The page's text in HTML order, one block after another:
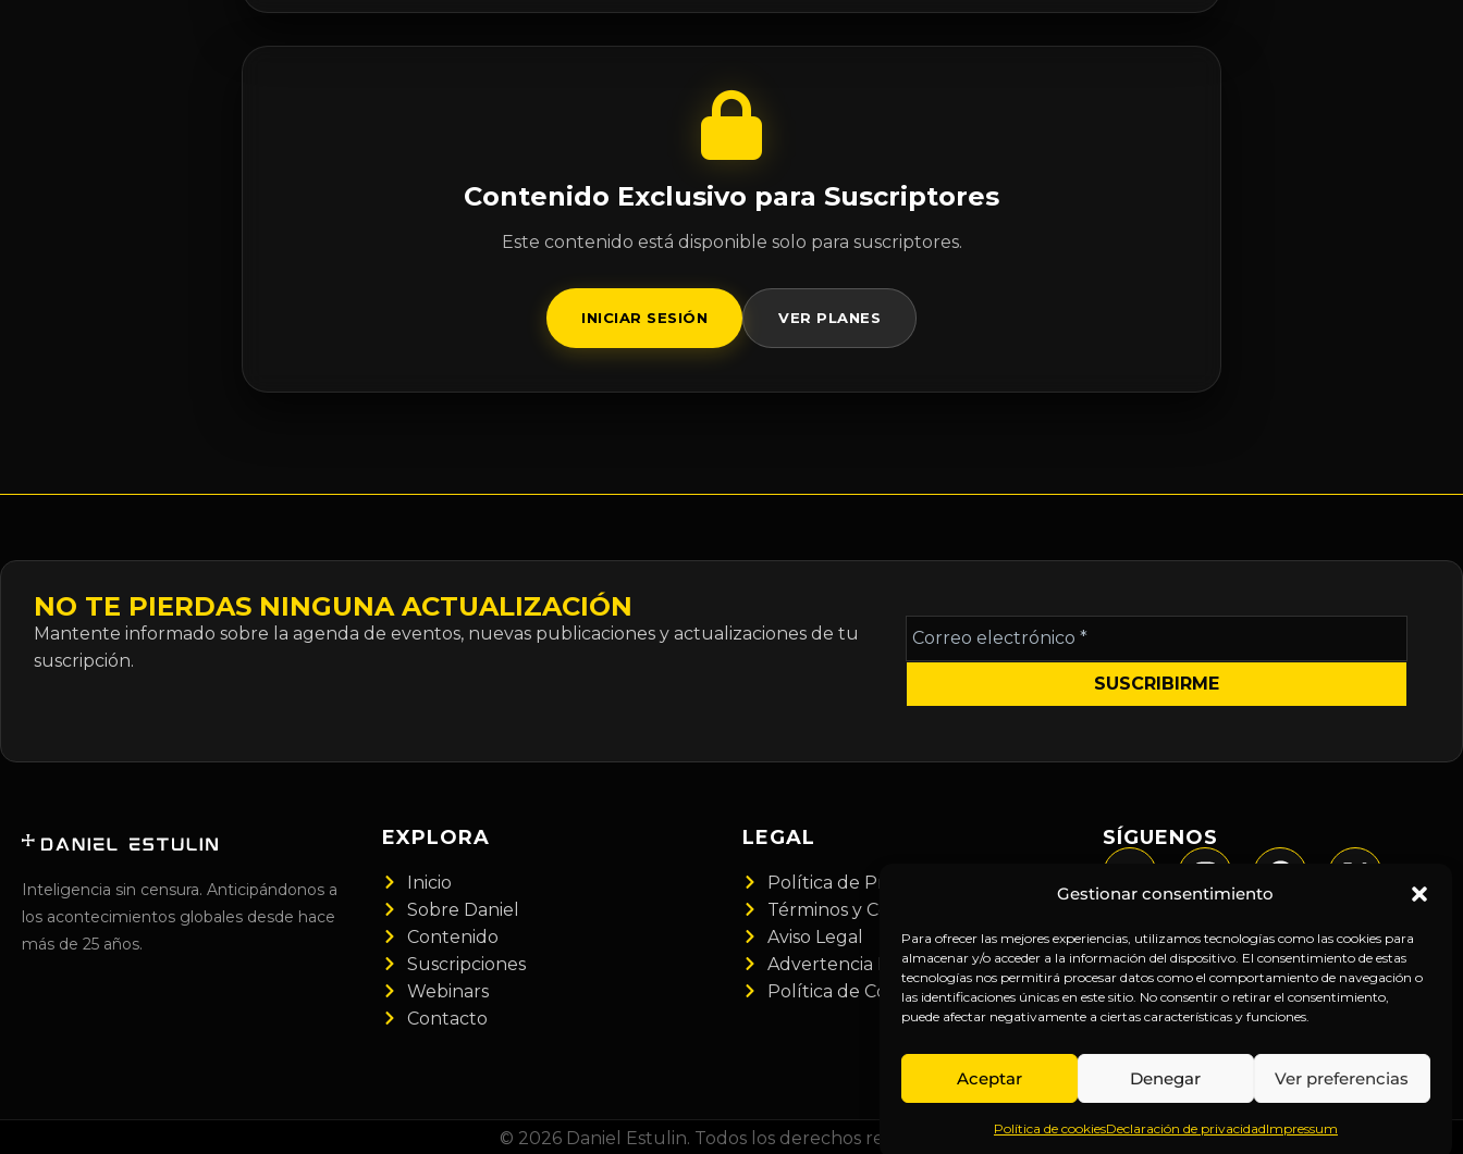
Gestionar consentimiento
Para ofrecer las mejores experiencias, utilizamos tecnologías como las cookies para
almacenar y/o acceder a la información del dispositivo. El consentimiento de estas
tecnologías nos permitirá procesar datos como el comportamiento de navegación o
las identificaciones únicas en este sitio. No consentir o retirar el consentimiento,
puede afectar negativamente a ciertas características y funciones.
Aceptar Denegar Ver preferencias
Política de cookiesDeclaración de privacidadImpressum
Contenido Exclusivo para Suscriptores
Este contenido está disponible solo para suscriptores.
INICIAR SESIÓN VER PLANES
NO TE PIERDAS NINGUNA ACTUALIZACIÓN
Mantente informado sobre la agenda de eventos, nuevas publicaciones y actualizaciones de tu
suscripción.
Correo
electrónico
*
Inteligencia sin censura. Anticipándonos a
los acontecimientos globales desde hace
más de 25 años.
EXPLORA
Inicio
Sobre Daniel
Contenido
Suscripciones
Webinars
Contacto
LEGAL
Política de Privacidad
Términos y Condiciones
Aviso Legal
Advertencia Financiera
Política de Cookies
SÍGUENOS
© 2026 Daniel Estulin. Todos los derechos reservados.